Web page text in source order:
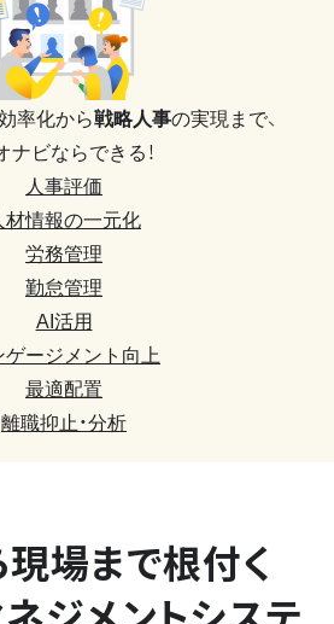
率化から戦略人事の実現まで、
ナビならできる！
人事評価
材情報の一元化
労務管理
勤怠管理
AI活用
ゲージメント向上
最適配置
離職抑止・分析
場まで根付く